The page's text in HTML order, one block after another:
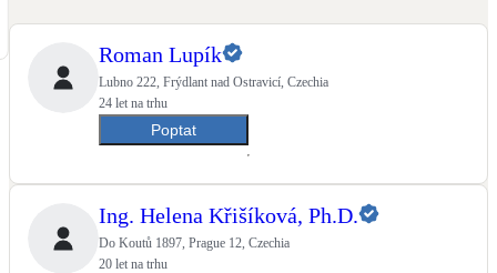
Rekonstrukce
Kotle
Bateriové úložiště
Pouze velké BESS
Roman Lupík
Lubno 222, Frýdlant nad Ostravicí, Czechia
24 let na trhu
Poptat
Ing. Helena Křišíková, Ph.D.
Do Koutů 1897, Prague 12, Czechia
20 let na trhu